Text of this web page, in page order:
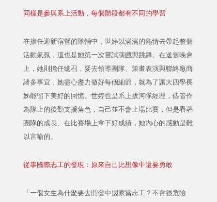
同樣是參與系上活動，每個階段都有不同的學習
在擔任迎新宿營的隊輔中，世婷以滿滿的熱情去帶起整個
活動氣氛，這也是她第一次嘗試演戲與跳舞。在送舊晚會
上，她則擔任總召，要去領導團隊、策畫表演與聯絡廠商
諸多事宜，她盡心盡力做好每個細節，就為了讓大四學長
姊能留下美好的回憶。世婷也是系上拔河隊經理，儘管作
為隊上的後勤支援角色，自己並不會上場比賽，但是看著
團隊的成長、在比賽場上拿下好成績，她內心的感動是難
以言喻的。
從事國際志工的發現：原來自己比想像中還要勇敢
「一個女生為什麼要去開發中國家當志工？不會很危險